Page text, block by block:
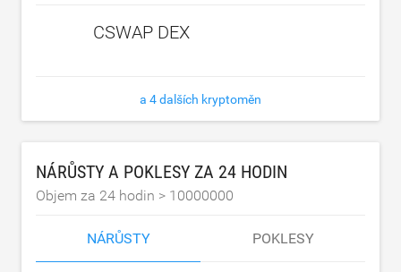
CSWAP DEX
a 4 dalších kryptoměn
NÁRŮSTY A POKLESY ZA 24 HODIN
Objem za 24 hodin > 10000000
NÁRŮSTY POKLESY